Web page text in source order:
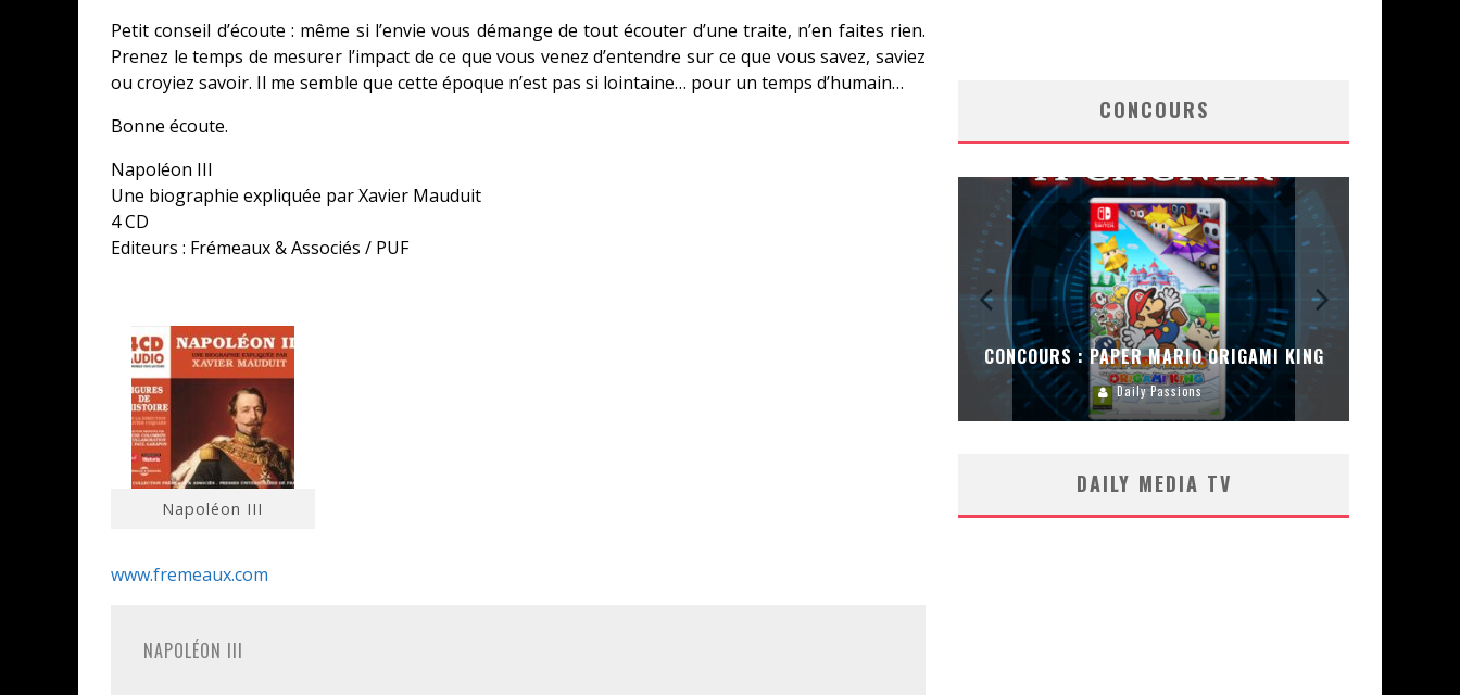
Petit conseil d’écoute : même si l’envie vous démange de tout écouter d’une traite, n’en faites rien.
Prenez le temps de mesurer l’impact de ce que vous venez d’entendre sur ce que vous savez, saviez
ou croyiez savoir. Il me semble que cette époque n’est pas si lointaine… pour un temps d’humain…
Bonne écoute.
Napoléon III
Une biographie expliquée par Xavier Mauduit
4 CD
Editeurs : Frémeaux & Associés / PUF
Napoléon III
www.fremeaux.com
NAPOLÉON III
CONCOURS
CONCOURS : PAPER MARIO ORIGAMI KING
Daily Passions
DAILY MEDIA TV